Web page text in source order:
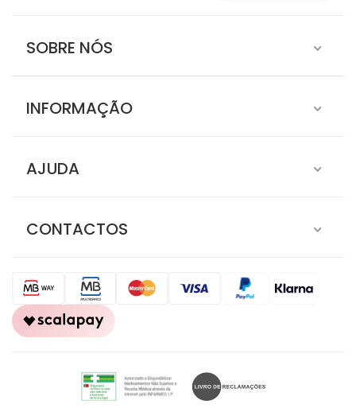
SOBRE NÓS
INFORMAÇÃO
AJUDA
CONTACTOS